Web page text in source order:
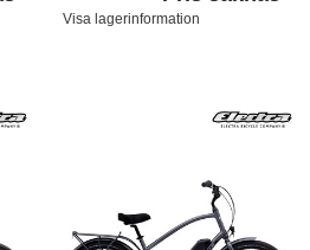
Visa lagerinformation